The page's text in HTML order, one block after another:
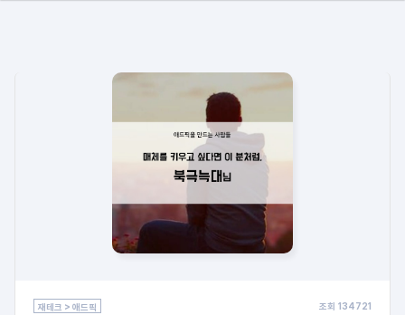
재테크 > 애드픽 조회 134721